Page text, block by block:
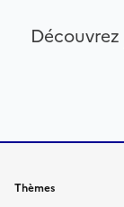
Découvrez
Thèmes